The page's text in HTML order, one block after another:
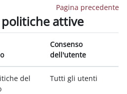
Pagina precedente
politiche attive
Consenso
dell'utente
del
Tutti gli utenti